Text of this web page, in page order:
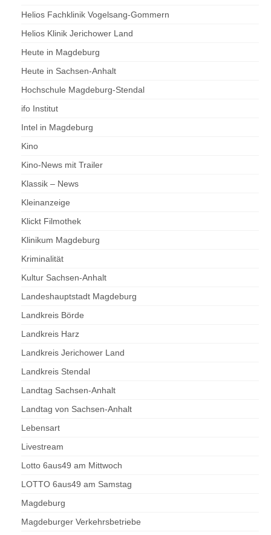
Helios Fachklinik Vogelsang-Gommern
Helios Klinik Jerichower Land
Heute in Magdeburg
Heute in Sachsen-Anhalt
Hochschule Magdeburg-Stendal
ifo Institut
Intel in Magdeburg
Kino
Kino-News mit Trailer
Klassik – News
Kleinanzeige
Klickt Filmothek
Klinikum Magdeburg
Kriminalität
Kultur Sachsen-Anhalt
Landeshauptstadt Magdeburg
Landkreis Börde
Landkreis Harz
Landkreis Jerichower Land
Landkreis Stendal
Landtag Sachsen-Anhalt
Landtag von Sachsen-Anhalt
Lebensart
Livestream
Lotto 6aus49 am Mittwoch
LOTTO 6aus49 am Samstag
Magdeburg
Magdeburger Verkehrsbetriebe